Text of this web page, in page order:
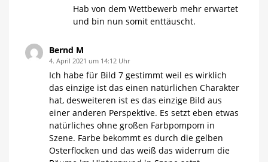
Hab von dem Wettbewerb mehr erwartet
und bin nun somit enttäuscht.
Bernd M
4. April 2021 um 14:12 Uhr
Ich habe für Bild 7 gestimmt weil es wirklich
das einzige ist das einen natürlichen Charakter
hat, desweiteren ist es das einzige Bild aus
einer anderen Perspektive. Es setzt eben etwas
natürliches ohne großen Farbpompom in
Szene. Farbe bekommt es durch die gelben
Osterflocken und das weiß das widerrum die